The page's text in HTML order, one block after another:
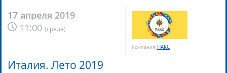
17 апреля 2019
11:00 (среда)
Компания: ПАКС
Италия. Лето 2019